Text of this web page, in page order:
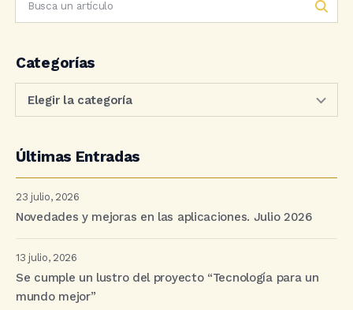
Categorías
Últimas Entradas
23 julio, 2026
Novedades y mejoras en las aplicaciones. Julio 2026
13 julio, 2026
Se cumple un lustro del proyecto “Tecnología para un
mundo mejor”